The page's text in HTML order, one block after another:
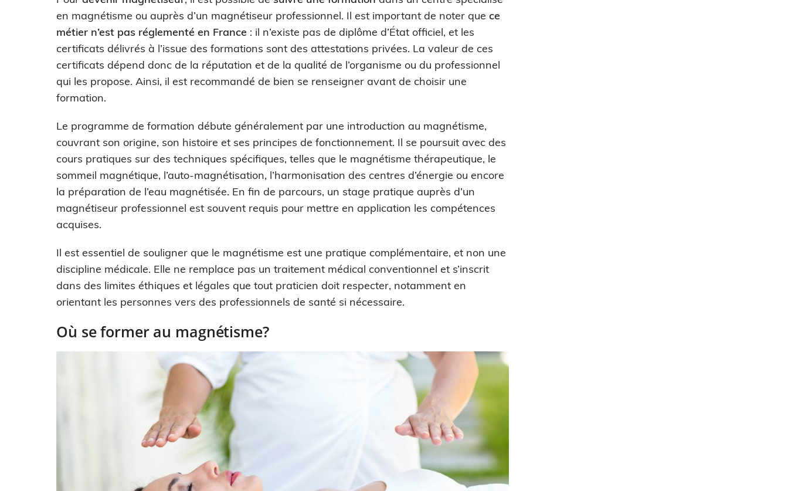
en magnétisme ou auprès d’un magnétiseur professionnel. Il est important de noter que ce
métier n’est pas réglementé en France : il n’existe pas de diplôme d’État officiel, et les
certificats délivrés à l’issue des formations sont des attestations privées. La valeur de ces
certificats dépend donc de la réputation et de la qualité de l’organisme ou du professionnel
qui les propose. Ainsi, il est recommandé de bien se renseigner avant de choisir une
formation.
Le programme de formation débute généralement par une introduction au magnétisme,
couvrant son origine, son histoire et ses principes de fonctionnement. Il se poursuit avec des
cours pratiques sur des techniques spécifiques, telles que le magnétisme thérapeutique, le
sommeil magnétique, l’auto-magnétisation, l’harmonisation des centres d’énergie ou encore
la préparation de l’eau magnétisée. En fin de parcours, un stage pratique auprès d’un
magnétiseur professionnel est souvent requis pour mettre en application les compétences
acquises.
Il est essentiel de souligner que le magnétisme est une pratique complémentaire, et non une
discipline médicale. Elle ne remplace pas un traitement médical conventionnel et s’inscrit
dans des limites éthiques et légales que tout praticien doit respecter, notamment en
orientant les personnes vers des professionnels de santé si nécessaire.
Où se former au magnétisme?